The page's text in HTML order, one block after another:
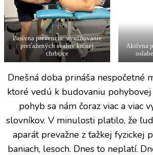
Pasívna prevencia: uvoľňovanie
preťažených svalov krčnej
chrbtice
Aktívna
Dnešná doba prináša nespočetné
ktoré vedú k budovaniu
pohyb sa nám čoraz viac a viac
slovníkov. V minulosti platilo, že
aparát prevažne z ťažkej fyzickej
baniach, lesoch. Dnes to neplatí.